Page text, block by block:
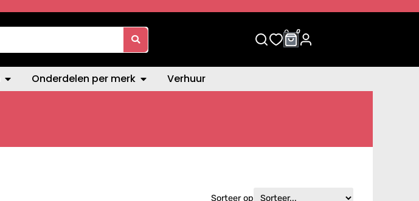
0 0
Onderdelen per merk Verhuur
Sorteer op